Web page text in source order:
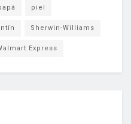
piel
Sherwin-Williams
Express